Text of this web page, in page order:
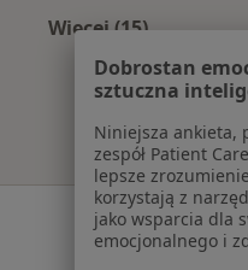
Więcej (15)
Więcej w
Dobrostan
sztuczna
Niniejsza ankieta,
zespół Patient
lepsze
korzystają z
jako wsparcia dla
emocjonalnego i